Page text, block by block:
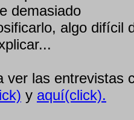
demasiado
algo difícil
ver las entrevistas
y aquí(click).